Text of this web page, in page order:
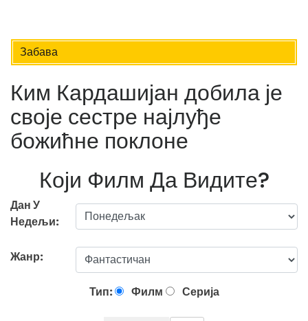
Забава
Ким Кардашијан добила је
своје сестре најлуђе
божићне поклоне
Који Филм Да Видите?
Дан У
Недељи:
Жанр:
Тип: Филм Серија